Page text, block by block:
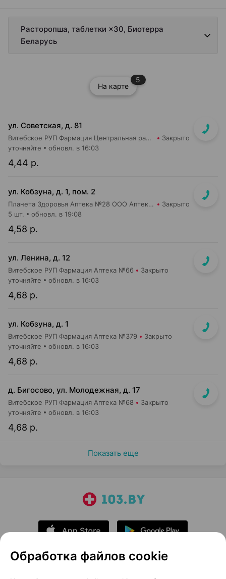
Расторопша, таблетки ×30, Биотерра
Беларусь
На карте
5
ул. Советская, д. 81
Витебское РУП Фармация Центральная районная аптека №67 Закрыто
4,44 р.
уточняйте обновл. в 16:03
ул. Кобзуна, д. 1, пом. 2
Планета Здоровья Аптека №28 ООО Аптека №13 Закрыто
4,58 р.
5 шт. обновл. в 19:08
ул. Ленина, д. 12
Витебское РУП Фармация Аптека №66 Закрыто
4,68 р.
уточняйте обновл. в 16:03
ул. Кобзуна, д. 1
Витебское РУП Фармация Аптека №379 Закрыто
4,68 р.
уточняйте обновл. в 16:03
д. Бигосово, ул. Молодежная, д. 17
Витебское РУП Фармация Аптека №68 Закрыто
4,68 р.
уточняйте обновл. в 16:03
Показать еще
Обработка файлов cookie